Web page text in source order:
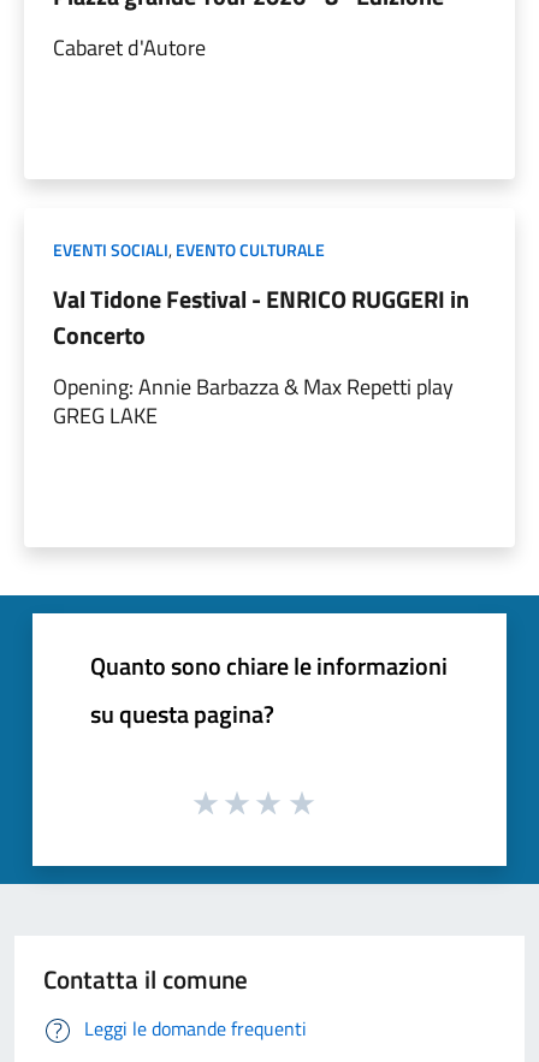
Cabaret d'Autore
EVENTI SOCIALI,EVENTO CULTURALE
Val Tidone Festival - ENRICO RUGGERI in
Concerto
Opening: Annie Barbazza & Max Repetti play
GREG LAKE
Quanto sono chiare le informazioni
su questa pagina?
Contatta il comune
Leggi le domande frequenti